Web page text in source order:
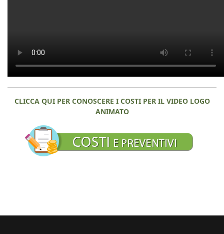
CLICCA QUI PER CONOSCERE I COSTI PER IL VIDEO LOGO
ANIMATO